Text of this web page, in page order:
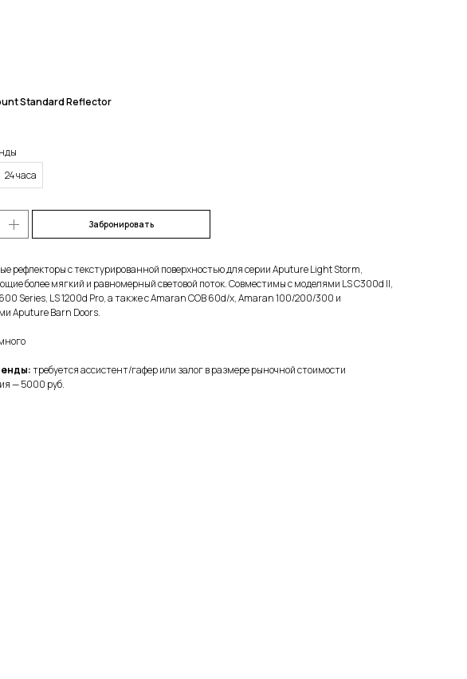
Standard Reflector
24 часа
Забронировать
рефлекторы с текстурированной поверхностью для серии Aputure Light Storm,
более мягкий и равномерный световой поток. Совместимы с моделями LS C300d II,
Series, LS 1200d Pro, а также с Amaran COB 60d/x, Amaran 100/200/300 и
Aputure Barn Doors.
требуется ассистент/гафер или залог в размере рыночной стоимости
— 5000 руб.